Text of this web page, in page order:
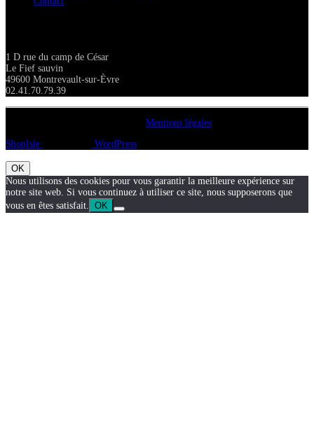
1 D rue du camp de César
Le Fief sauvin
49600 Montrevault-sur-Èvre
02.41.70.79.39
Mentions légales
ShopIsle
WordPress
OK
Nous utilisons des cookies pour vous garantir la meilleure expérience sur
notre site web. Si vous continuez à utiliser ce site, nous supposerons que
vous en êtes satisfait. OK